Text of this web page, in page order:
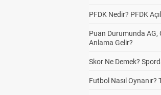
PFDK Nedir? PFDK
Puan Durumunda AG,
Anlama Gelir?
Skor Ne Demek?
Futbol Nasıl Oynanır?